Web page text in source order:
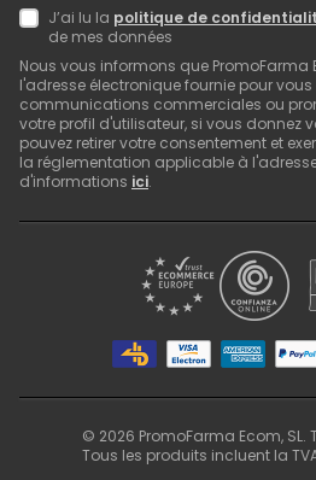
J’ai lu la politique de
de mes données
Nous vous informons que PromoFarma
l'adresse électronique fournie pour vous
communications commerciales ou
votre profil d'utilisateur, si vous donnez
pouvez retirer votre consentement et
la réglementation applicable à
d'informations ici.
© 2026 PromoFarma Ecom, SL.
Tous les produits incluent la